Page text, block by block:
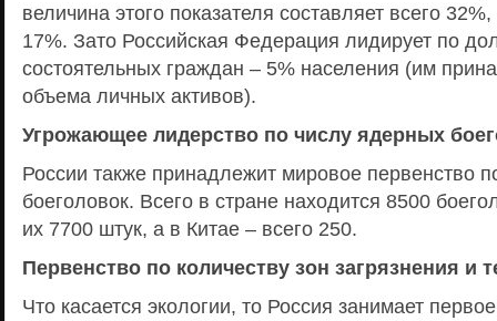
величина этого показателя составляет всего
17%. Зато Российская Федерация лидирует по
состоятельных граждан – 5% населения (им
объема личных активов).
Угрожающее лидерство по числу ядерных
России также принадлежит мировое первенство
боеголовок. Всего в стране находится 8500
их 7700 штук, а в Китае – всего 250.
Первенство по количеству зон загрязнения и
Что касается экологии, то Россия занимает